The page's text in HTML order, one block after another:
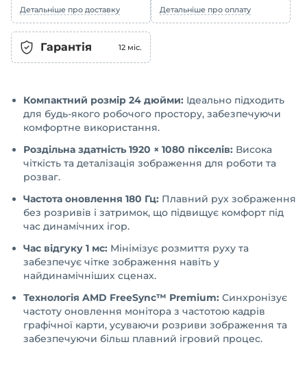
Детальніше про доставку
Детальніше про оплату
Гарантія 12 міс.
Компактний розмір 24 дюйми: Ідеально підходить
для будь-якого робочого простору, забезпечуючи
комфортне використання.
Роздільна здатність 1920 × 1080 пікселів: Висока
чіткість та деталізація зображення для роботи та
розваг.
Частота оновлення 180 Гц: Плавний рух зображення
без розривів і затримок, що підвищує комфорт під
час динамічних ігор.
Час відгуку 1 мс: Мінімізує розмиття руху та
забезпечує чітке зображення навіть у
найдинамічніших сценах.
Технологія AMD FreeSync™ Premium: Синхронізує
частоту оновлення монітора з частотою кадрів
графічної карти, усуваючи розриви зображення та
забезпечуючи більш плавний ігровий процес.